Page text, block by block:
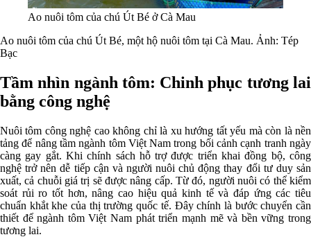
Ao nuôi tôm của chú Út Bé ở Cà Mau
Ao nuôi tôm của chú Út Bé, một hộ nuôi tôm tại Cà Mau. Ảnh: Tép
Bạc
Tầm nhìn ngành tôm: Chinh phục tương lai
bằng công nghệ
Nuôi tôm công nghệ cao không chỉ là xu hướng tất yếu mà còn là nền
tảng để nâng tầm ngành tôm Việt Nam trong bối cảnh cạnh tranh ngày
càng gay gắt. Khi chính sách hỗ trợ được triển khai đồng bộ, công
nghệ trở nên dễ tiếp cận và người nuôi chủ động thay đổi tư duy sản
xuất, cả chuỗi giá trị sẽ được nâng cấp. Từ đó, người nuôi có thể kiểm
soát rủi ro tốt hơn, nâng cao hiệu quả kinh tế và đáp ứng các tiêu
chuẩn khắt khe của thị trường quốc tế. Đây chính là bước chuyển cần
thiết để ngành tôm Việt Nam phát triển mạnh mẽ và bền vững trong
tương lai.